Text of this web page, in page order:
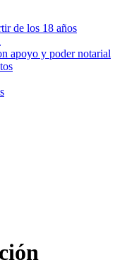
de los 18 años
apoyo y poder notarial